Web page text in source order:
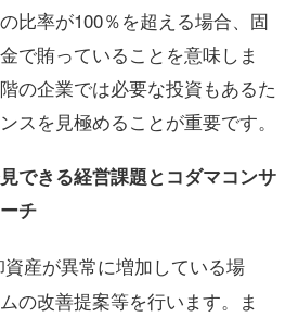
比率が100％を超える場合、固
で賄っていることを意味しま
の企業では必要な投資もあるた
スを見極めることが重要です。
できる経営課題とコダマコンサ
チ
資産が異常に増加している場
の改善提案等を行います。ま